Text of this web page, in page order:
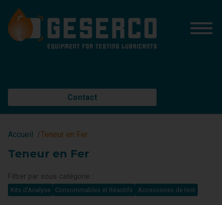
Contact
Accueil Teneur en Fer
Teneur en Fer
Filtrer par sous catégorie :
Kits d'Analyse Consommables et Réactifs Accessoires de test